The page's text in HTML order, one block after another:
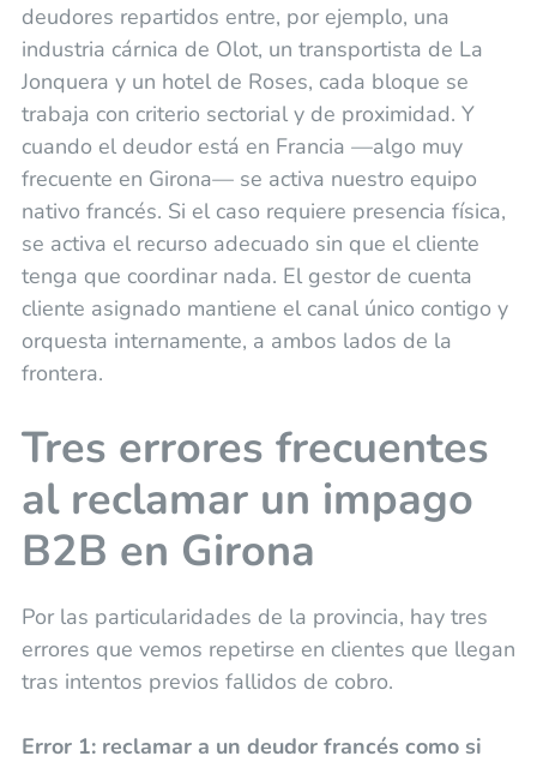
deudores repartidos entre, por ejemplo, una
industria cárnica de Olot, un transportista de La
Jonquera y un hotel de Roses, cada bloque se
trabaja con criterio sectorial y de proximidad. Y
cuando el deudor está en Francia —algo muy
frecuente en Girona— se activa nuestro equipo
nativo francés. Si el caso requiere presencia física,
se activa el recurso adecuado sin que el cliente
tenga que coordinar nada. El gestor de cuenta
cliente asignado mantiene el canal único contigo y
orquesta internamente, a ambos lados de la
frontera.
Tres errores frecuentes
al reclamar un impago
B2B en Girona
Por las particularidades de la provincia, hay tres
errores que vemos repetirse en clientes que llegan
tras intentos previos fallidos de cobro.
Error 1: reclamar a un deudor francés como si